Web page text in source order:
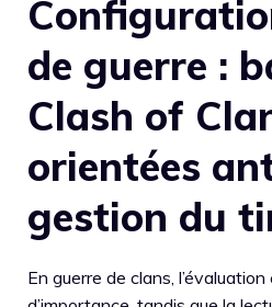
de guerre :
Clash of
orientées
gestion du
En guerre de clans,